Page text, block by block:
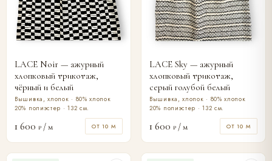
LACE Noir — ажурный
хлопковый трикотаж,
чёрный и белый
Вышивка, хлопок · 80% хлопок
20% полиэстер · 132 см.
1 600 ₽ / м ОТ 10 М
LACE Sky — ажурный
хлопковый трикотаж,
серый голубой белый
Вышивка, хлопок · 80% хлопок
20% полиэстер · 132 см.
1 600 ₽ / м ОТ 10 М